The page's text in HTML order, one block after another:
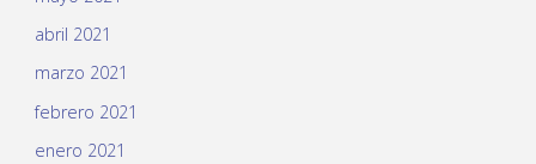
abril 2021
marzo 2021
febrero 2021
enero 2021